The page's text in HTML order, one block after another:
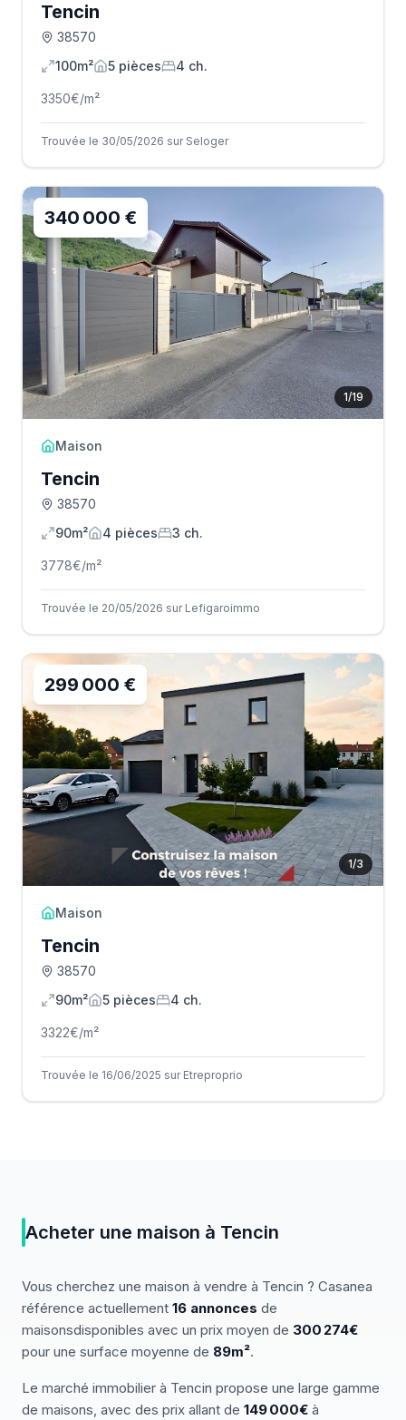
Tencin
38570
100m²
5 pièces 4 ch.
3350€/m²
Trouvée le 30/05/2026 sur Seloger
1/19
340 000 €
Maison
Tencin
38570
90m²
4 pièces 3 ch.
3778€/m²
Trouvée le 20/05/2026 sur Lefigaroimmo
1/3
299 000 €
Maison
Tencin
38570
90m²
5 pièces 4 ch.
3322€/m²
Trouvée le 16/06/2025 sur Etreproprio
Acheter une maison à Tencin
Vous cherchez une maison à vendre à Tencin ? Casanea
référence actuellement 16 annonces de
maisonsdisponibles avec un prix moyen de 300 274€
pour une surface moyenne de 89m².
Le marché immobilier à Tencin propose une large gamme
de maisons, avec des prix allant de 149 000€ à